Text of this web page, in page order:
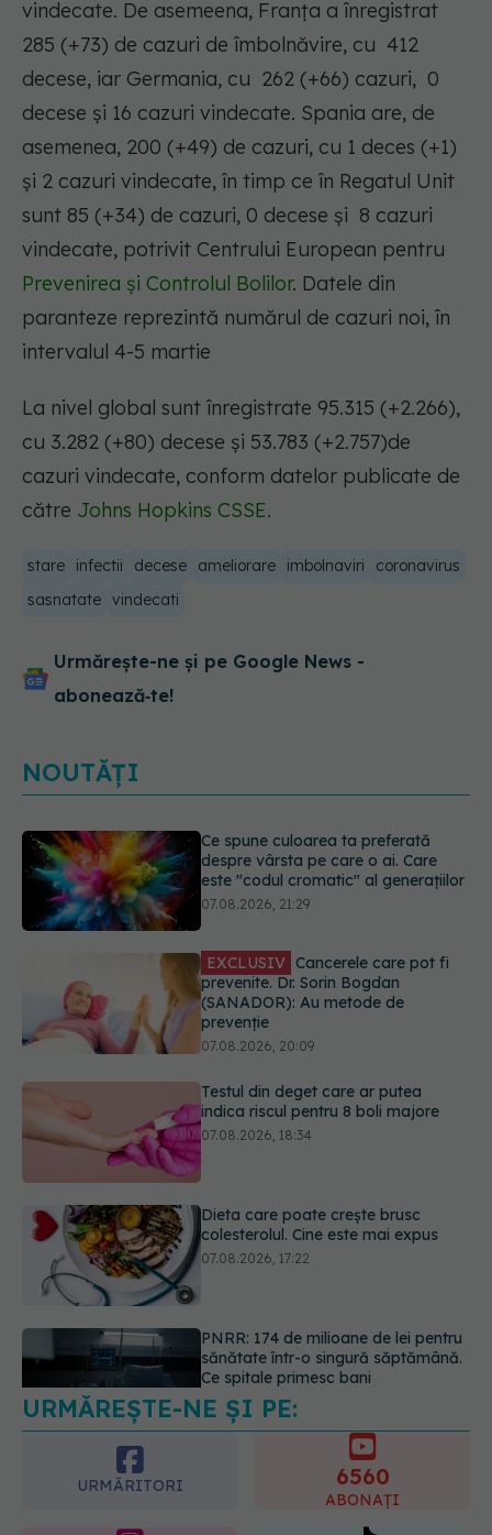
vindecate. De asemeena, Franţa a înregistrat
285 (+73) de cazuri de îmbolnăvire, cu 412
decese, iar Germania, cu 262 (+66) cazuri, 0
decese și 16 cazuri vindecate. Spania are, de
asemenea, 200 (+49) de cazuri, cu 1 deces (+1)
și 2 cazuri vindecate, în timp ce în Regatul Unit
sunt 85 (+34) de cazuri, 0 decese și 8 cazuri
vindecate, potrivit Centrului European pentru
Prevenirea și Controlul Bolilor. Datele din
paranteze reprezintă numărul de cazuri noi, în
intervalul 4-5 martie
La nivel global sunt înregistrate 95.315 (+2.266),
cu 3.282 (+80) decese și 53.783 (+2.757)de
cazuri vindecate, conform datelor publicate de
către Johns Hopkins CSSE.
stare infectii decese ameliorare imbolnaviri
coronavirus
sasnatate vindecati
Urmărește-ne și pe Google News -
abonează‑te!
NOUTĂȚI
EXCLUSIV Cancerele care pot fi
prevenite. Dr. Sorin Bogdan
(SANADOR): Au metode de
prevenție
Testul din deget care ar putea
indica riscul pentru 8 boli majore
07.08.2026, 18:34
Dieta care poate crește brusc
colesterolul. Cine este mai expus
07.08.2026, 17:22
PNRR: 174 de milioane de lei pentru
sănătate într-o singură săptămână.
Ce spitale primesc bani
Ce spune culoarea ta preferată
despre vârsta pe care o ai. Care
este "codul cromatic" al generațiilor
07.08.2026, 21:29
URMĂREȘTE-NE ȘI PE:
URMĂRITORI
ABONAȚI
365
URMĂRITORI
1401
URMĂRITORI